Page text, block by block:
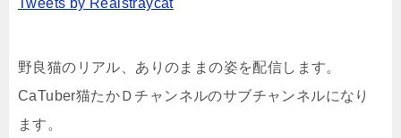
Tweets by Realstraycat
野良猫のリアル、ありのままの姿を配信します。
CaTuber猫たかＤチャンネルのサブチャンネルになり
ます。